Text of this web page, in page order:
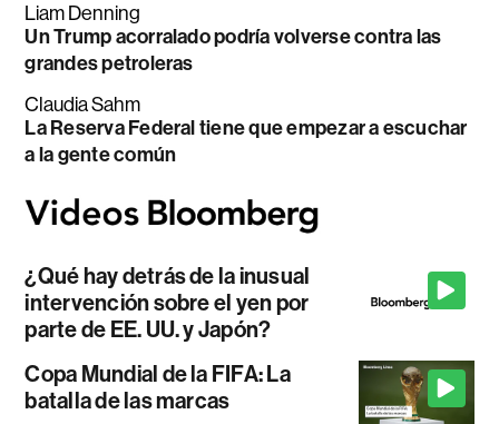
Liam Denning
Un Trump acorralado podría volverse contra las
grandes petroleras
Claudia Sahm
La Reserva Federal tiene que empezar a escuchar
a la gente común
¿Qué hay detrás de la inusual
intervención sobre el yen por
parte de EE. UU. y Japón?
Copa Mundial de la FIFA: La
batalla de las marcas